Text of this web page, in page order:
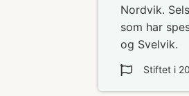
Nordvik.
som har
og Svelvik.
Stiftet i